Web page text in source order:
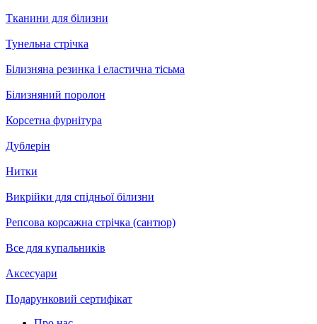
Тканини для білизни
Тунельна стрічка
Білизняна резинка і еластична тісьма
Білизняний поролон
Корсетна фурнітура
Дублерін
Нитки
Викрійки для спідньої білизни
Репсова корсажна стрічка (сантюр)
Все для купальників
Аксесуари
Подарунковий сертифікат